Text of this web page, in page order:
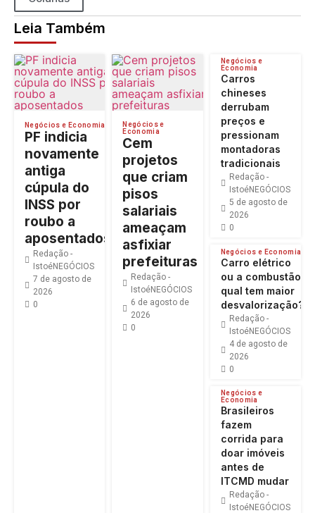
Leia Também
Negócios e Economia
PF indicia
novamente
antiga
cúpula do
INSS por
roubo a
aposentados
Redação -
IstoéNEGÓCIOS
7 de agosto de
2026
0
Negócios e
Economia
Cem
projetos
que criam
pisos
salariais
ameaçam
asfixiar
prefeituras
Redação -
IstoéNEGÓCIOS
6 de agosto de
2026
0
Negócios e
Economia
Carros
chineses
derrubam
preços e
pressionam
montadoras
tradicionais
Redação -
IstoéNEGÓCIOS
5 de agosto de
2026
0
Negócios e Economia
Carro elétrico
ou a combustão:
qual tem maior
desvalorização?
Redação -
IstoéNEGÓCIOS
4 de agosto de
2026
0
Negócios e
Economia
Brasileiros
fazem
corrida para
doar imóveis
antes de
ITCMD mudar
Redação -
IstoéNEGÓCIOS